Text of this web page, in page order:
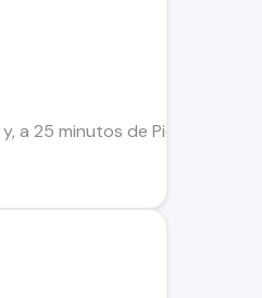
a 25 minutos de Pica